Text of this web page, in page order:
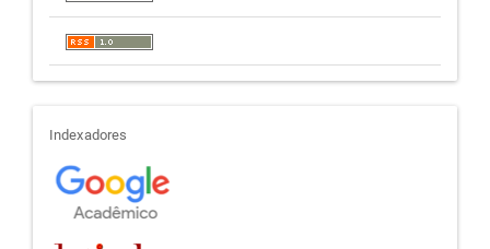
indexadores
Indexadores